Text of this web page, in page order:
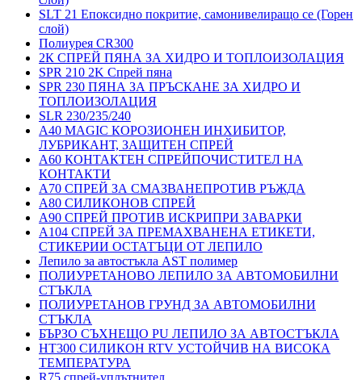
SLT 21 Епоксидно покритие, самонивелиращо се (Горен
слой)
Полиурея CR300
2К СПРЕЙ ПЯНА ЗА ХИДРО И ТОПЛОИЗОЛАЦИЯ
SPR 210 2K Спрей пяна
SPR 230 ПЯНА ЗА ПРЪСКАНЕ ЗА ХИДРО И
ТОПЛОИЗОЛАЦИЯ
SLR 230/235/240
A40 MAGIC КОРОЗИОНЕН ИНХИБИТОР,
ЛУБРИКАНТ, ЗАЩИТЕН СПРЕЙ
A60 КОНТАКТЕН СПРЕЙПОЧИСТИТЕЛ НА
КОНТАКТИ
A70 СПРЕЙ ЗА СМАЗВАНЕПРОТИВ РЪЖДА
A80 СИЛИКОНОВ СПРЕЙ
A90 СПРЕЙ ПРОТИВ ИСКРИПРИ ЗАВАРКИ
A104 СПРЕЙ ЗА ПРЕМАХВАНЕНА ЕТИКЕТИ,
СТИКЕРИИ ОСТАТЪЦИ ОТ ЛЕПИЛО
Лепило за автостъкла AST полимер
ПОЛИУРЕТАНОВО ЛЕПИЛО ЗА АВТОМОБИЛНИ
СТЪКЛА
ПОЛИУРЕТАНОВ ГРУНД ЗА АВТОМОБИЛНИ
СТЪКЛА
БЪРЗО СЪХНЕЩО PU ЛЕПИЛО ЗА АВТОСТЪКЛА
HT300 СИЛИКОН RTV УСТОЙЧИВ НА ВИСОКА
ТЕМПЕРАТУРА
R75 спрей-уплътнител